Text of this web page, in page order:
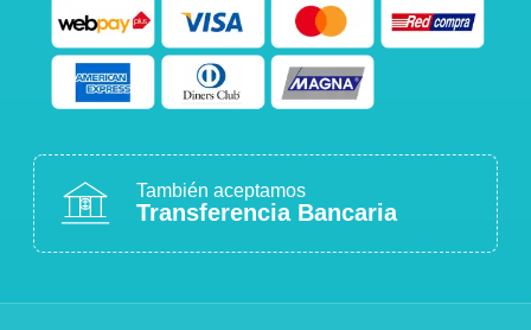
También aceptamos
Transferencia Bancaria